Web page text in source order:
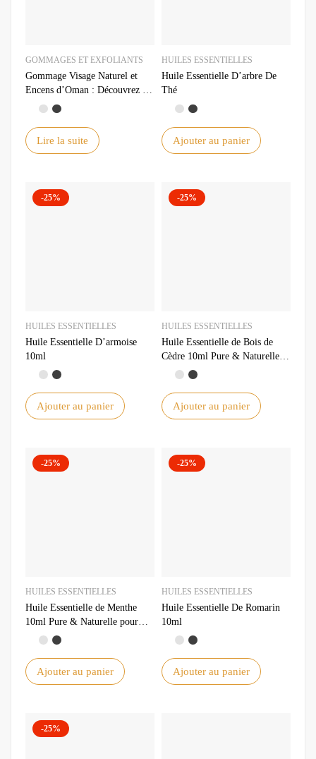
GOMMAGES ET EXFOLIANTS
Gommage Visage Naturel et
Encens d’Oman : Découvrez les
Bienfaits de l’Oliban pour Votre
Lire la suite
HUILES ESSENTIELLES
Huile Essentielle D’arbre De
Thé
Ajouter au panier
-25%
HUILES ESSENTIELLES
Huile Essentielle D’armoise
10ml
Ajouter au panier
-25%
HUILES ESSENTIELLES
Huile Essentielle de Bois de
Cèdre 10ml Pure & Naturelle
Idéale pour Aromathérapie et
Ajouter au panier
-25%
HUILES ESSENTIELLES
Huile Essentielle de Menthe
10ml Pure & Naturelle pour
Aromathérapie et Bienêtre
Ajouter au panier
-25%
HUILES ESSENTIELLES
Huile Essentielle De Romarin
10ml
Ajouter au panier
-25%